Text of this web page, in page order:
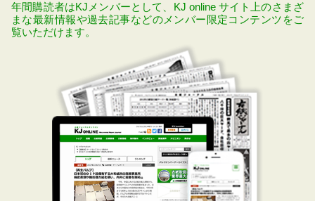
年間購読者はKJメンバーとして、KJ online サイト上のさまざ
まな最新情報や過去記事などのメンバー限定コンテンツをご
覧いただけます。